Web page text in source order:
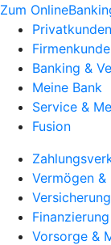
Zum
Privatkunden
Banking &
Meine Bank
Service &
Fusion
Vermögen
Versicherung
Finanzierung
Vorsorge &